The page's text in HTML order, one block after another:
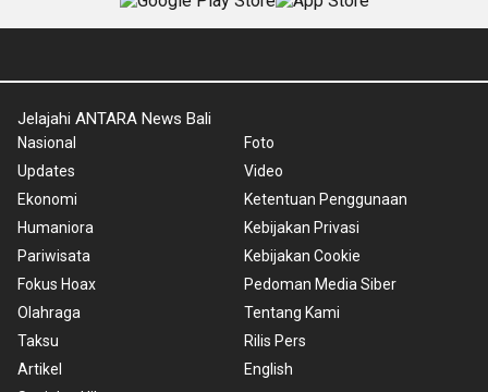
Jelajahi ANTARA News Bali
Nasional
Updates
Ekonomi
Humaniora
Pariwisata
Fokus Hoax
Olahraga
Taksu
Artikel
Foto
Video
Ketentuan Penggunaan
Kebijakan Privasi
Kebijakan Cookie
Pedoman Media Siber
Tentang Kami
Rilis Pers
English